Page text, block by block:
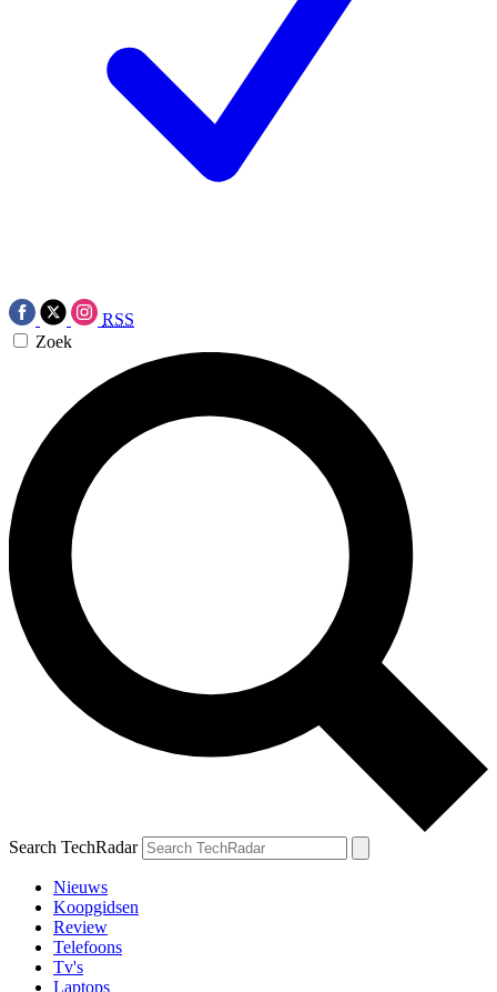
RSS
Zoek
Search TechRadar
Nieuws
Koopgidsen
Review
Telefoons
Tv's
Laptops